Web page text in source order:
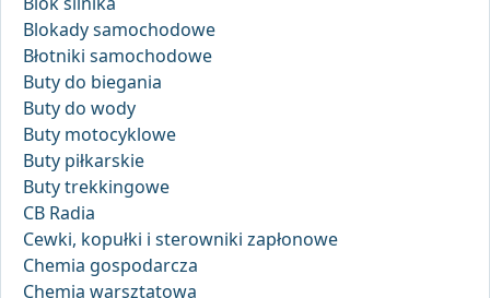
Blokady samochodowe
Błotniki samochodowe
Buty do biegania
Buty do wody
Buty motocyklowe
Buty piłkarskie
Buty trekkingowe
CB Radia
Cewki, kopułki i sterowniki zapłonowe
Chemia gospodarcza
Chemia warsztatowa